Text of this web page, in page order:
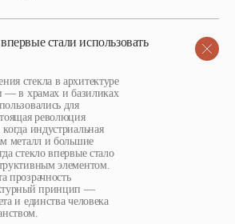
стали использовать
стекла в архитектуре
— в храмах и базиликах
для
революция
индустриальная
металл и большие
стекло впервые стало
элементом.
прозрачность
принцип —
и единства человека